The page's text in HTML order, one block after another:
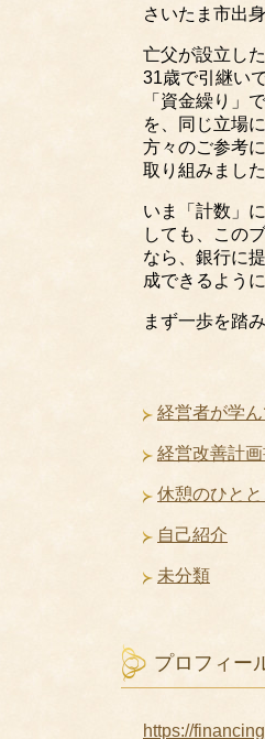
さいたま市出身
亡父が設立し
31歳で引継い
「資金繰り」
を、同じ立場
方々のご参考
取り組みました
いま「計数」
しても、この
なら、銀行に
成できるよう
まず一歩を踏
経営者が学
経営改善計
休憩のひとと
自己紹介
未分類
プロフィー
https://